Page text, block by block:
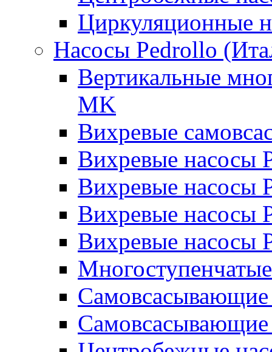
Циркуляционные
Насосы Pedrollo
Вертикальные
MK
Вихревые
Вихревые насосы
Вихревые насосы
Вихревые насосы
Вихревые насосы
Самовсасывающие